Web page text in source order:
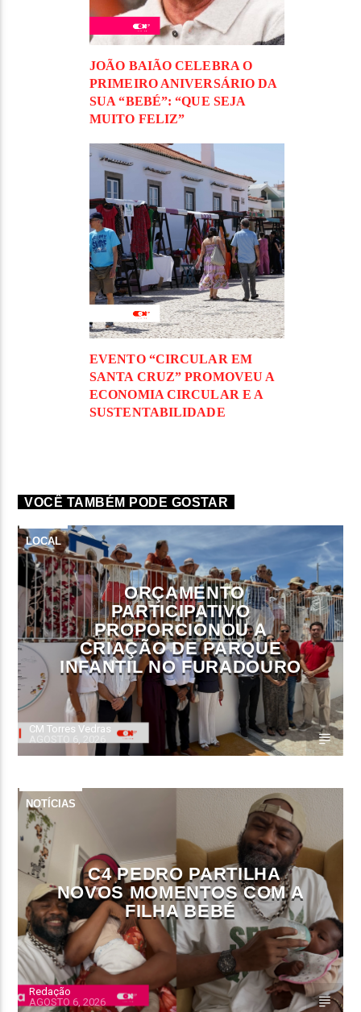
JOÃO BAIÃO CELEBRA O
PRIMEIRO ANIVERSÁRIO DA
SUA “BEBÉ”: “QUE SEJA
MUITO FELIZ”
EVENTO “CIRCULAR EM
SANTA CRUZ” PROMOVEU A
ECONOMIA CIRCULAR E A
SUSTENTABILIDADE
VOCÊ TAMBÉM PODE GOSTAR
LOCAL
ORÇAMENTO
PARTICIPATIVO
PROPORCIONOU A
CRIAÇÃO DE PARQUE
INFANTIL NO FURADOURO
CM Torres Vedras
AGOSTO 6, 2026
NOTÍCIAS
C4 PEDRO PARTILHA
NOVOS MOMENTOS COM A
FILHA BEBÉ
Redação
AGOSTO 6, 2026